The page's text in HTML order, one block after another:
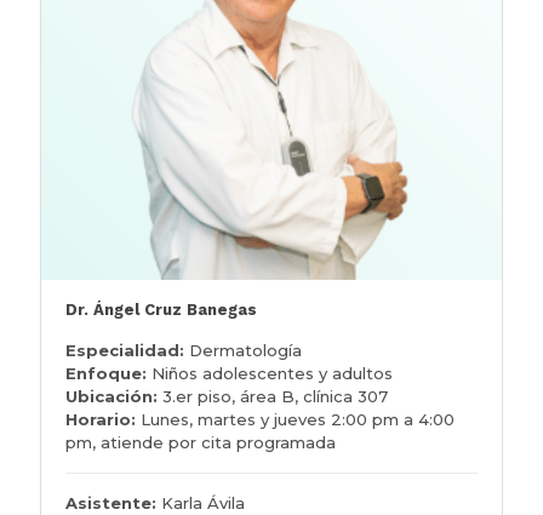
Dr. Ángel Cruz Banegas
Especialidad: Dermatología
Enfoque: Niños adolescentes y adultos
Ubicación: 3.er piso, área B, clínica 307
Horario: Lunes, martes y jueves 2:00 pm a 4:00
pm, atiende por cita programada
Asistente: Karla Ávila